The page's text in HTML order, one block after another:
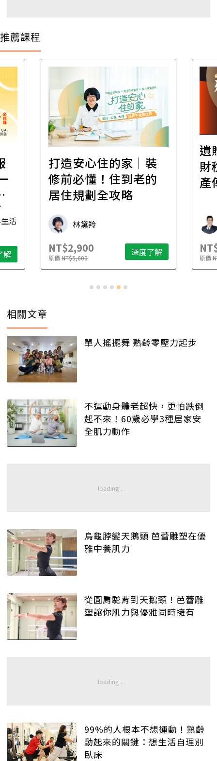
推薦課程
活
解
打造安心住的家｜裝
修前必懂！住到老的
居住規劃全攻略
林黛羚
NT$2,900
原價NT$5,600 深度了解
遺
財
產
原價
相關文章
單人搖擺舞 熟齡零壓力起步
不運動身體老超快，更怕跌倒
起不來！60歲必學3種居家安
全肌力動作
烏龜脖變天鵝頸 芭蕾雕塑在優
雅中養肌力
從圓肩駝背到天鵝頸！芭蕾雕
塑讓你肌力與優雅同時擁有
99%的人根本不想運動！熟齡
動起來的關鍵：想生活自理別
臥床